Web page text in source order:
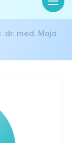
dr. med. Maja